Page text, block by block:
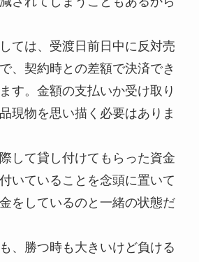
ては、受渡日前日中に反対売
、契約時との差額で決済でき
す。金額の支払いか受け取り
現物を思い描く必要はありま
して貸し付けてもらった資金
いていることを念頭に置いて
をしているのと一緒の状態だ
、勝つ時も大きいけど負ける